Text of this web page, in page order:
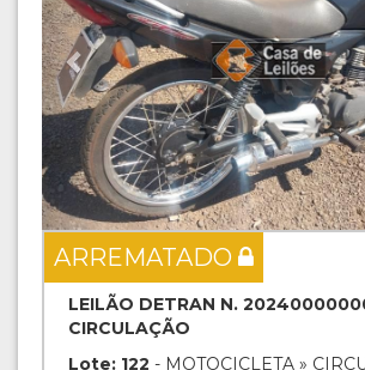
ARREMATADO
LEILÃO DETRAN N.
CIRCULAÇÃO
Lote: 122 - MOTOCICLETA »